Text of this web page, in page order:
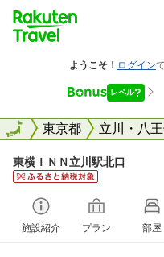
全国東京都 立川・八
全国
東横ＩＮＮ立川駅北口
施設紹介 プラン 部屋